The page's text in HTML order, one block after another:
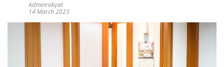
Adminrakyat
14 March 2023